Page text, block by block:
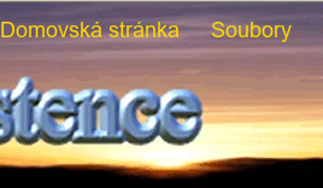
Soubory
Domovská stránka